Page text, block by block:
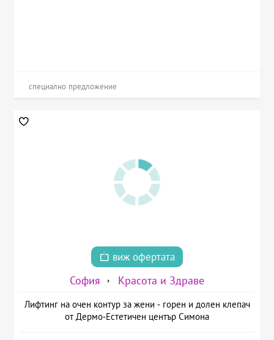
специално предложение
виж офертата
София Красота и Здраве
Лифтинг на очен контур за жени - горен и долен клепач
от Дермо-Естетичен център Симона